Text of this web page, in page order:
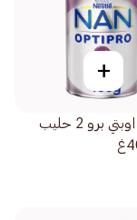
+
نستلة نان اوبتي برو 2 حليب